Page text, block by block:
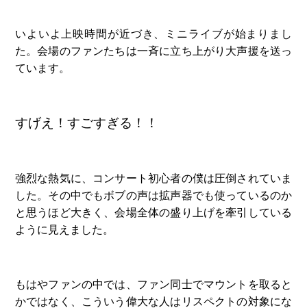
いよいよ上映時間が近づき、ミニライブが始まりまし
た。会場のファンたちは一斉に立ち上がり大声援を送っ
ています。
すげえ！すごすぎる！！
強烈な熱気に、コンサート初心者の僕は圧倒されていま
した。その中でもボブの声は拡声器でも使っているのか
と思うほど大きく、会場全体の盛り上げを牽引している
ように見えました。
もはやファンの中では、ファン同士でマウントを取ると
かではなく、こういう偉大な人はリスペクトの対象にな